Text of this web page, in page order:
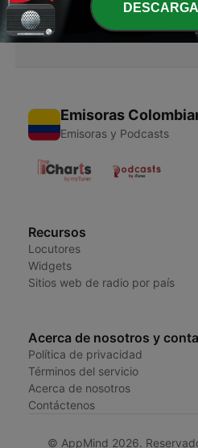
07 jul. 2020
Emisoras
Emisoras y Podcasts
Recursos
Locutores
Widgets
Sitios web de radio por país
Acerca de nosotros y
Política de privacidad
Términos del servicio
Acerca de nosotros
Contáctenos
© AppMind 2026.